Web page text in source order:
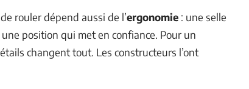
rouler dépend aussi de l’ergonomie : une selle
position qui met en confiance. Pour un
changent tout. Les constructeurs l’ont